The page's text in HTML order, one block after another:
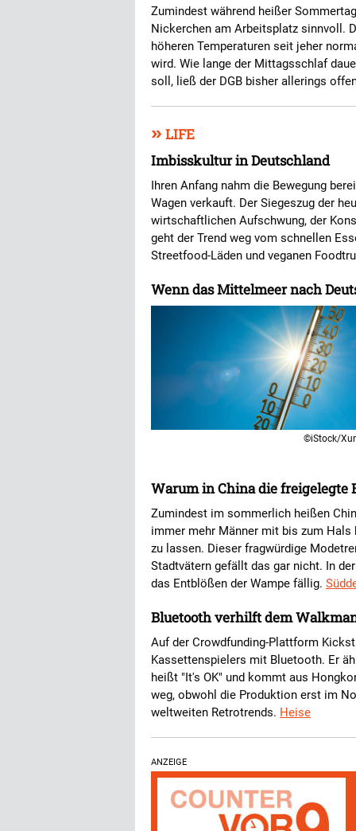
Zumindest während heißer
Nickerchen am Arbeitsplatz sinnvoll.
höheren Temperaturen seit jeher
wird. Wie lange der Mittagsschlaf
soll, ließ der DGB bisher allerings
» LIFE
Imbisskultur in Deutschland
Ihren Anfang nahm die Bewegung
Wagen verkauft. Der Siegeszug der
wirtschaftlichen Aufschwung, der
geht der Trend weg vom schnellen
Streetfood-Läden und veganen
Wenn das Mittelmeer nach
©iStock/
Warum in China die freigelegte
Zumindest im sommerlich heißen
immer mehr Männer mit bis zum Hals
zu lassen. Dieser fragwürdige
Stadtvätern gefällt das gar nicht. In
das Entblößen der Wampe fällig.
Bluetooth verhilft dem
Auf der Crowdfunding-Plattform
Kassettenspielers mit Bluetooth. Er
heißt "It's OK" und kommt aus
weg, obwohl die Produktion erst im
weltweiten Retrotrends. Heise
ANZEIGE